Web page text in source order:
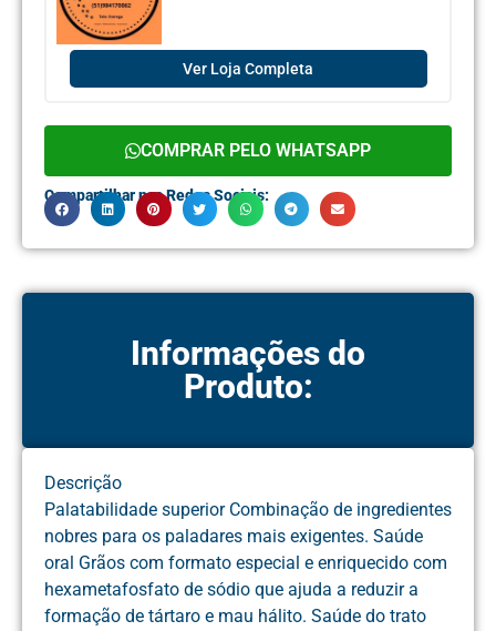
Ver Loja Completa
COMPRAR PELO WHATSAPP
Compartilhar nas Redes Sociais:
Informações do
Produto:
Descrição
Palatabilidade superior Combinação de ingredientes
nobres para os paladares mais exigentes. Saúde
oral Grãos com formato especial e enriquecido com
hexametafosfato de sódio que ajuda a reduzir a
formação de tártaro e mau hálito. Saúde do trato